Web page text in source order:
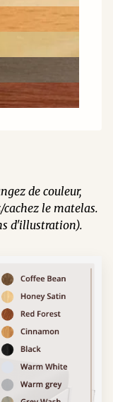
de couleur,
le matelas.
d'illustration).